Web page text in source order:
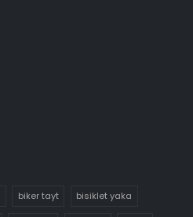
biker tayt bisiklet yaka